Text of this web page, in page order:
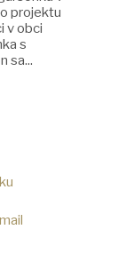
projektu
v obci
s
sa...